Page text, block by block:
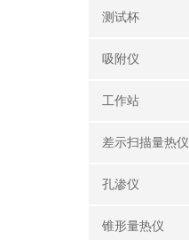
测试杯
吸附仪
工作站
差示扫描量热仪
孔渗仪
锥形量热仪